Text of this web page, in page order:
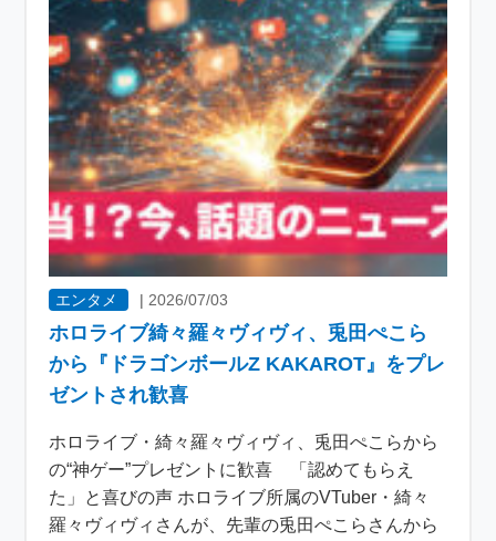
エンタメ | 2026/07/03
ホロライブ綺々羅々ヴィヴィ、兎田ぺこら
から『ドラゴンボールZ KAKAROT』をプレ
ゼントされ歓喜
ホロライブ・綺々羅々ヴィヴィ、兎田ぺこらから
の“神ゲー”プレゼントに歓喜 「認めてもらえ
た」と喜びの声 ホロライブ所属のVTuber・綺々
羅々ヴィヴィさんが、先輩の兎田ぺこらさんから